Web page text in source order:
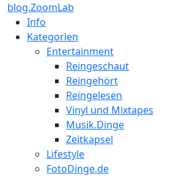
blog.ZoomLab
Info
Kategorien
Entertainment
Reingeschaut
Reingehört
Reingelesen
Vinyl und Mixtapes
Musik.Dinge
Zeitkapsel
Lifestyle
FotoDinge.de